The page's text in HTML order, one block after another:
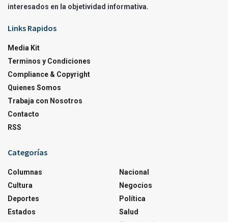
interesados en la objetividad informativa.
Links Rapidos
Media Kit
Terminos y Condiciones
Compliance & Copyright
Quienes Somos
Trabaja con Nosotros
Contacto
RSS
Categorías
Columnas
Cultura
Deportes
Estados
Nacional
Negocios
Política
Salud